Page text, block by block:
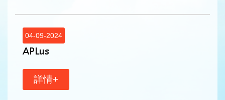
04-09-2024
APLus
詳情+